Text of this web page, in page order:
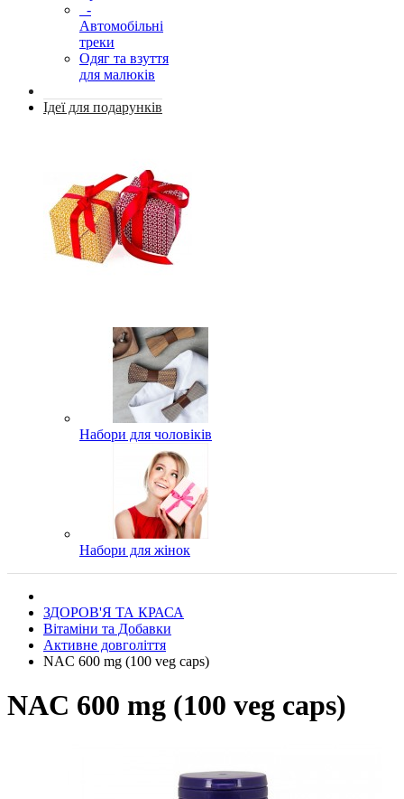
-
Автомобільні
треки
Одяг та взуття
для малюків
Ідеї для подарунків
Набори для чоловіків
Набори для жінок
ЗДОРОВ'Я ТА КРАСА
Вітаміни та Добавки
Активне довголіття
NAC 600 mg (100 veg caps)
NAC 600 mg (100 veg caps)